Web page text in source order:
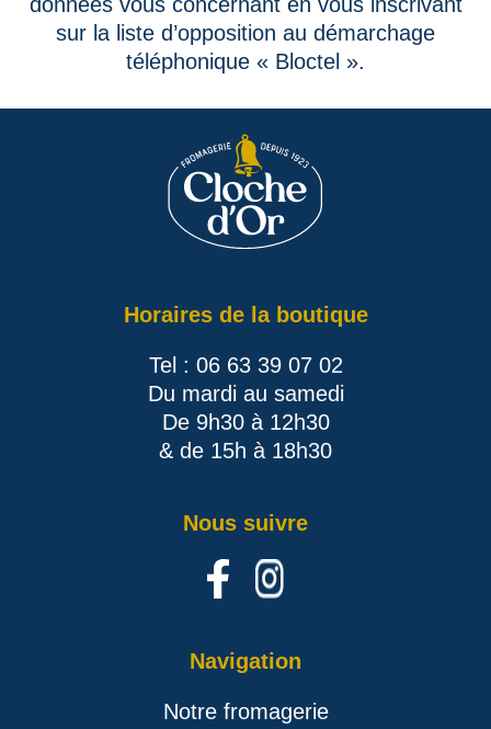
sur la liste d’opposition au démarchage
téléphonique « Bloctel ».
Horaires de la boutique
Tel : 06 63 39 07 02
Du mardi au samedi
De 9h30 à 12h30
& de 15h à 18h30
Nous suivre
Navigation
Notre fromagerie